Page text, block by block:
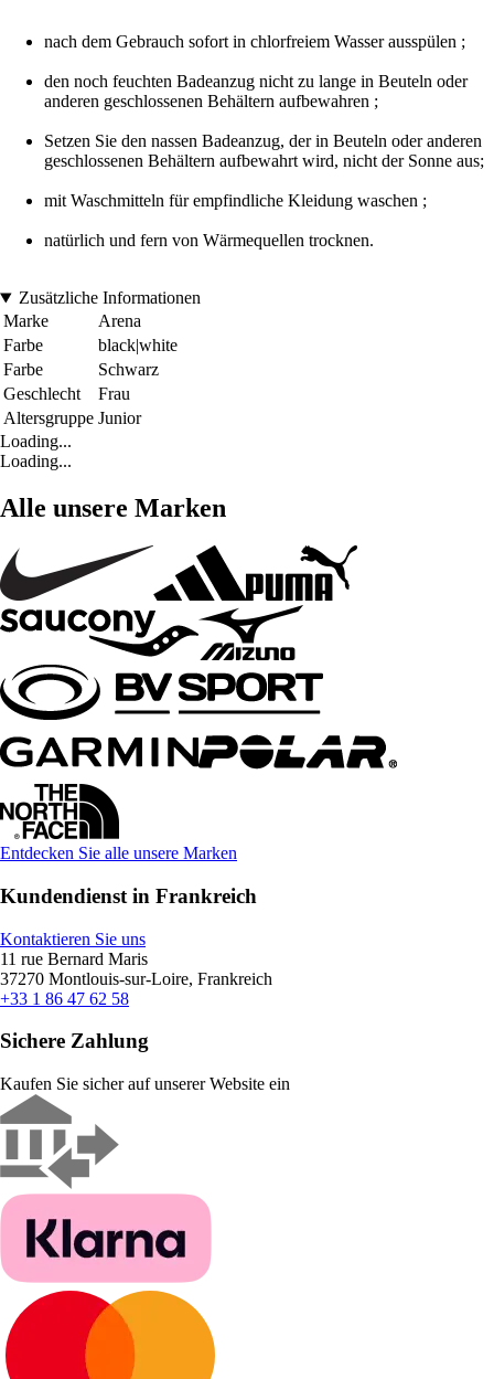
nach dem Gebrauch sofort in chlorfreiem Wasser ausspülen ;
den noch feuchten Badeanzug nicht zu lange in Beuteln oder
anderen geschlossenen Behältern aufbewahren ;
Setzen Sie den nassen Badeanzug, der in Beuteln oder anderen
geschlossenen Behältern aufbewahrt wird, nicht der Sonne aus;
mit Waschmitteln für empfindliche Kleidung waschen ;
natürlich und fern von Wärmequellen trocknen.
Zusätzliche Informationen
Marke
Arena
Farbe
black|white
Farbe
Schwarz
Geschlecht
Frau
Altersgruppe Junior
Loading...
Loading...
Alle unsere Marken
Entdecken Sie alle unsere Marken
Kundendienst in Frankreich
Kontaktieren Sie uns
11 rue Bernard Maris
37270 Montlouis-sur-Loire, Frankreich
+33 1 86 47 62 58
Sichere Zahlung
Kaufen Sie sicher auf unserer Website ein